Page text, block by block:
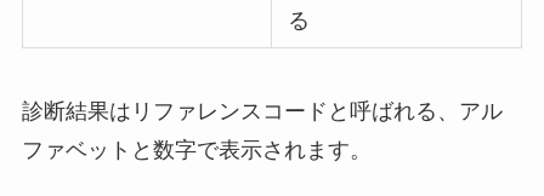
る
診断結果はリファレンスコードと呼ばれる、アル
ファベットと数字で表示されます。